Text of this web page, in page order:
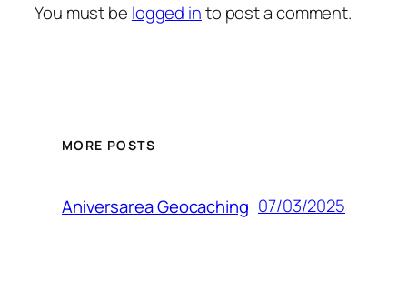
You must be logged into post a comment.
MORE POSTS
Aniversarea Geocaching 07/03/2025